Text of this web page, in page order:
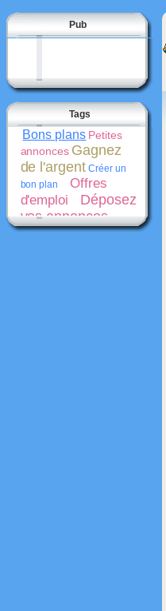
Pub
Tags
Bons plans Petites
annonces Gagnez
de l'argent Créer un
bon plan
Offres
d'emploi
Déposez
vos annonces
gratuitement
Bons